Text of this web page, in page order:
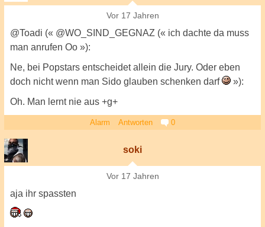
Vor 17 Jahren
@Toadi (« @WO_SIND_GEGNAZ (« ich dachte da muss
man anrufen Oo »):
Ne, bei Popstars entscheidet allein die Jury. Oder eben
doch nicht wenn man Sido glauben schenken darf
»):
Oh. Man lernt nie aus +g+
Alarm Antworten 0
soki
Vor 17 Jahren
aja ihr spassten